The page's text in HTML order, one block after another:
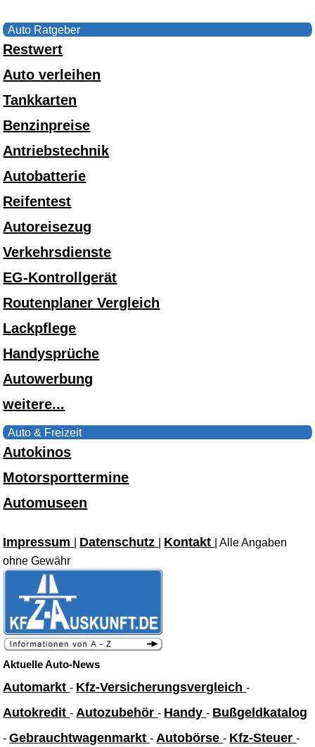
Auto Ratgeber
Restwert
Auto verleihen
Tankkarten
Benzinpreise
Antriebstechnik
Autobatterie
Reifentest
Autoreisezug
Verkehrsdienste
EG-Kontrollgerät
Routenplaner Vergleich
Lackpflege
Handysprüche
Autowerbung
weitere...
Auto & Freizeit
Autokinos
Motorsporttermine
Automuseen
Impressum Datenschutz Kontakt
| Alle Angaben
ohne Gewähr
Aktuelle Auto-News
Automarkt- Kfz-Versicherungsvergleich-
Autokredit- Autozubehör- Handy- Bußgeldkatalog
-Gebrauchtwagenmarkt- Autobörse- Kfz-Steuer-